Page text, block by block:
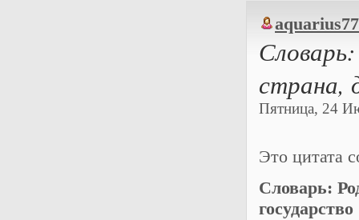
страна,
Пятница, 24
Это цитата
Словарь:
государство